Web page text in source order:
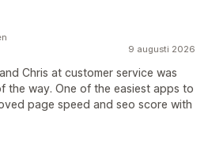
9 augusti 2026
Chris at customer service was
the way. One of the easiest apps to
page speed and seo score with